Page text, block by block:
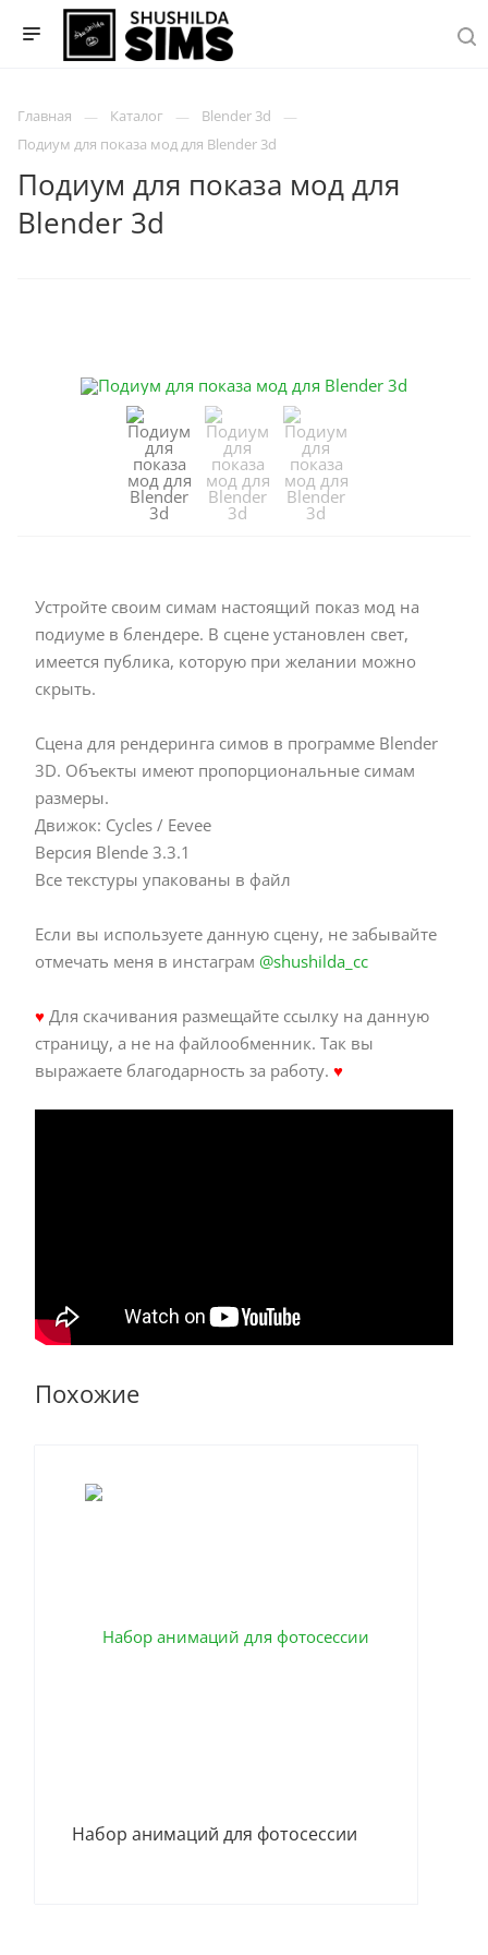
Главная Каталог
Blender 3d
Подиум для показа мод для Blender 3d
Подиум для показа мод для
Blender 3d
Устройте своим симам настоящий показ мод на
подиуме в блендере. В сцене установлен свет,
имеется публика, которую при желании можно
скрыть.
Сцена для рендеринга симов в программе Blender
3D. Объекты имеют пропорциональные симам
размеры.
Движок: Cycles / Eevee
Версия Blende 3.3.1
Все текстуры упакованы в файл
Если вы используете данную сцену, не забывайте
отмечать меня в инстаграм @shushilda_cc
♥ Для скачивания размещайте ссылку на данную
страницу, а не на файлообменник. Так вы
выражаете благодарность за работу. ♥
Похожие
Набор анимаций для фотосессии